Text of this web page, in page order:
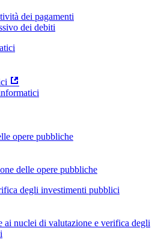
dei pagamenti
dei debiti
opere pubbliche
delle opere pubbliche
degli investimenti pubblici
ai nuclei di valutazione e verifica degli